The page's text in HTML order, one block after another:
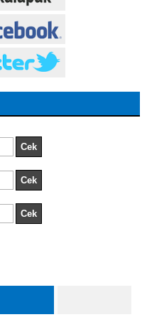
DENGAN GIPS
yang Basah
#bukubacaan
#ekonomistatistik